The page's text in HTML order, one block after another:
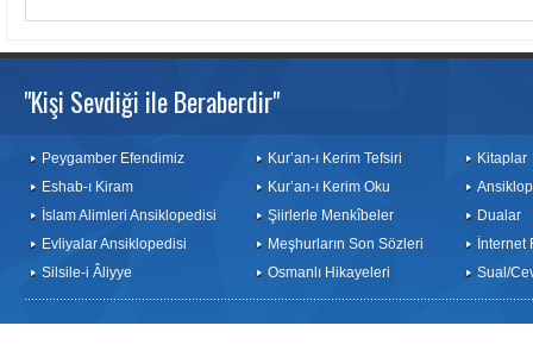
"Kişi Sevdiği ile Beraberdir"
Peygamber Efendimiz
Eshab-ı Kiram
İslam Alimleri Ansiklopedisi
Evliyalar Ansiklopedisi
Silsile-i Âliyye
Kur’an-ı Kerim Tefsiri
Kur’an-ı Kerim Oku
Şiirlerle Menkîbeler
Meşhurların Son Sözleri
Osmanlı Hikayeleri
Kitaplar
Dualar
İnternet
Sual/